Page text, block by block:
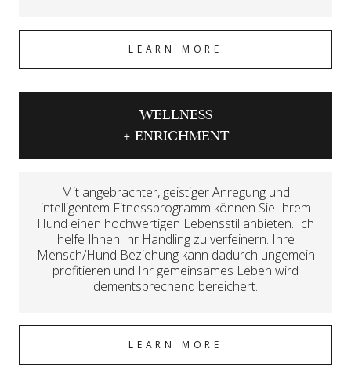
LEARN MORE
WELLNESS
+ ENRICHMENT
Mit angebrachter, geistiger Anregung und
intelligentem Fitnessprogramm können Sie Ihrem
Hund einen hochwertigen Lebensstil anbieten. Ich
helfe Ihnen Ihr Handling zu verfeinern. Ihre
Mensch/Hund Beziehung kann dadurch ungemein
profitieren und Ihr gemeinsames Leben wird
dementsprechend bereichert.
LEARN MORE